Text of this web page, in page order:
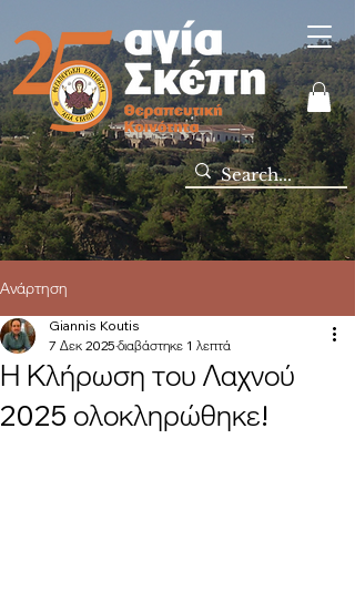
Ανάρτηση
Η Κλήρωση του Λαχνού
2025 ολοκληρώθηκε!
Giannis Koutis
7 Δεκ 2025 διαβάστηκε 1 λεπτά